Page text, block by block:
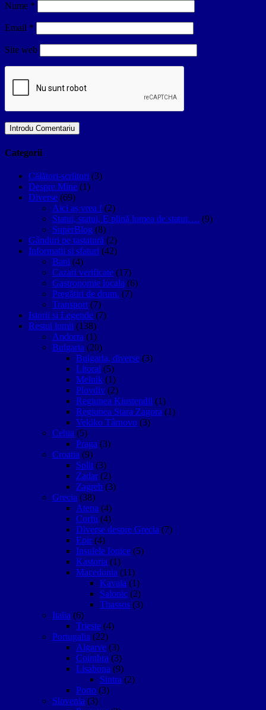
Nume *
Email *
Site web
Categorii
Călători-scriitori (3)
Despre Mine (1)
Diverse (69)
Aici aș vrea ! (2)
Statui, statui, E plină lumea de statui…. (9)
SuperBlog (8)
Gânduri pe tastatură (2)
Informatii si sfaturi (42)
Bani (4)
Cazari verificate (17)
Gastronomie locala (6)
Pregătiri de drum. (7)
Transport (7)
Istorii si Legende (7)
Restul lumii (138)
Andorra (1)
Bulgaria (20)
Bulgaria, diverse (3)
Litoral (5)
Melnik (1)
Plovdiv (2)
Regiunea Kiustendil (1)
Regiunea Stara Zagora (1)
Vekiko Târnovo (3)
Cehia (5)
Praga (3)
Croatia (9)
Split (3)
Zadar (2)
Zagreb (3)
Grecia (38)
Atena (4)
Corfu (4)
Diverse despre Grecia (7)
Epir (4)
Insulele Ionice (5)
Kastoria (1)
Macedonia (11)
Kavala (1)
Salonic (2)
Thassos (3)
Italia (6)
Trieste (4)
Portugalia (22)
Algarve (3)
Coimbra (3)
Lisabona (9)
Sintra (2)
Porto (3)
Slovenia (3)